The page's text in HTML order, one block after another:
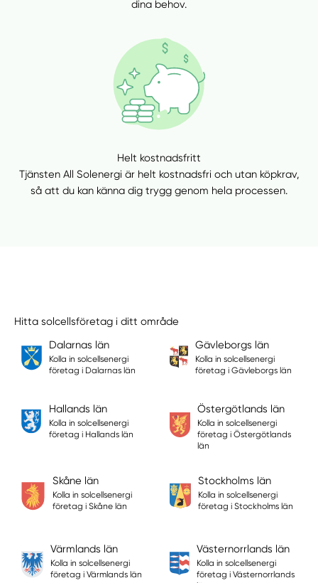
dina behov.
Helt kostnadsfritt
Tjänsten All Solenergi är helt kostnadsfri och utan köpkrav,
så att du kan känna dig trygg genom hela processen.
Hitta solcellsföretag i ditt område
Dalarnas län
Kolla in solcellsenergi
företag i Dalarnas län
Gävleborgs län
Kolla in solcellsenergi
företag i Gävleborgs län
Hallands län
Kolla in solcellsenergi
företag i Hallands län
Östergötlands län
Kolla in solcellsenergi
företag i Östergötlands
län
Skåne län
Kolla in solcellsenergi
företag i Skåne län
Stockholms län
Kolla in solcellsenergi
företag i Stockholms län
Värmlands län
Kolla in solcellsenergi
företag i Värmlands län
Västernorrlands län
Kolla in solcellsenergi
företag i Västernorrlands